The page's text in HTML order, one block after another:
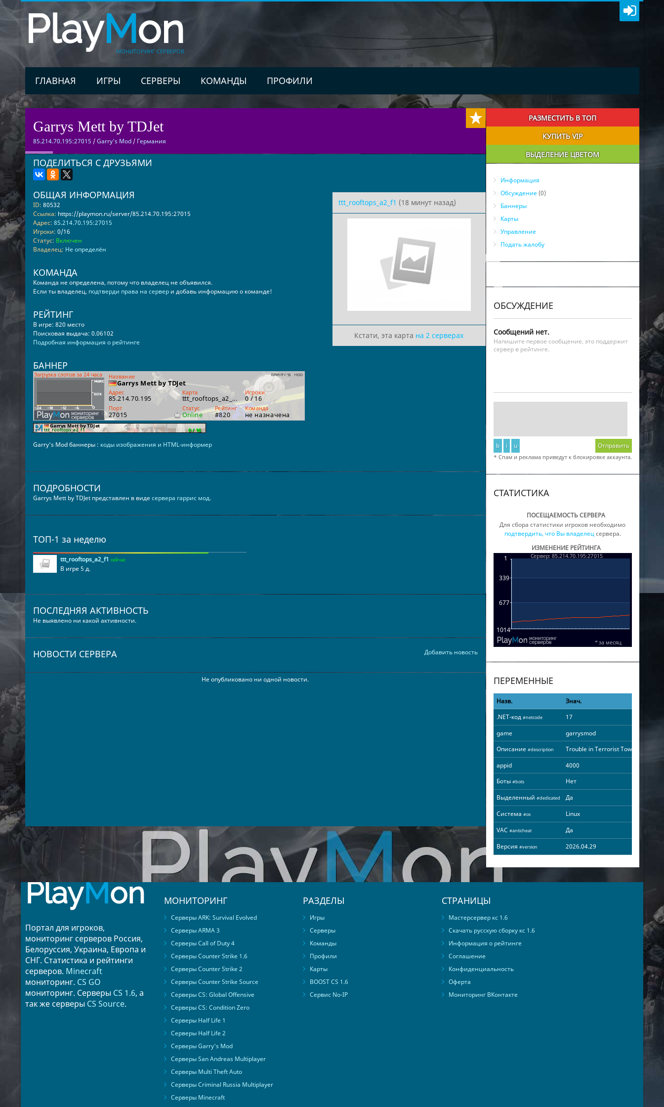
PlayMon
МОНИТОРИНГ СЕРВЕРОВ
ГЛАВНАЯ ИГРЫ СЕРВЕРЫ КОМАНДЫ ПРОФИЛИ
Garrys Mett by TDJet
85.214.70.195:27015 /Garry's Mod/ Германия
ПОДЕЛИТЬСЯ С ДРУЗЬЯМИ
ttt_rooftops_a2_f1 (18 минут назад)
Кстати, эта карта на 2 серверах
ОБЩАЯ ИНФОРМАЦИЯ
ID: 80532
Ссылка: https://playmon.ru/server/85.214.70.195:27015
Адрес: 85.214.70.195:27015
Игроки: 0/16
Статус: Включен
Владелец: Не определён
КОМАНДА
Команда не определена, потому что владелец не объявился.
Если ты владелец, подтверди права на сервери добавь информацию о команде!
РЕЙТИНГ
В игре: 820 место
Поисковая выдача: 0.06102
Подробная информация о рейтинге
БАННЕР
Garry's Mod баннеры : коды изображения и HTML-информер
ПОДРОБНОСТИ
Garrys Mett by TDJet представлен в видесервера гаррис мод.
ТОП-1 за неделю
ttt_rooftops_a2_f1 сейчас
В игре 5 д.
ПОСЛЕДНЯЯ АКТИВНОСТЬ
Не выявлено ни какой активности.
Добавить новость
НОВОСТИ СЕРВЕРА
Не опубликовано ни одной новости.
РАЗМЕСТИТЬ В ТОП
КУПИТЬ VIP
ВЫДЕЛЕНИЕ ЦВЕТОМ
Информация
Обсуждение(0)
Баннеры
Карты
Управление
Подать жалобу
ОБСУЖДЕНИЕ
Сообщений нет.
Напишите первое сообщение, это поддержит
сервер в рейтинге.
b i u Отправить
* Спам и реклама приведут к блокировке аккаунта.
СТАТИСТИКА
ПОСЕЩАЕМОСТЬ СЕРВЕРА
Для сбора статистики игроков необходимо
подтвердить, что Вы владелецсервера.
ИЗМЕНЕНИЕ РЕЙТИНГА
ПЕРЕМЕННЫЕ
Назв.
Знач.
.NET-код #netcode
17
game
garrysmod
Описание #description
Trouble in Terrorist Town
appid
4000
Боты #bots
Нет
Выделенный #dedicated
Да
Система #os
Linux
VAC #anticheat
Да
Версия #version 2026.04.29
PlayMon
Портал для игроков,
мониторинг серверов Россия,
Белоруссия, Украина, Европа и
СНГ. Статистика и рейтинги
серверов. Minecraft
мониторинг. CS GO
мониторинг. Серверы CS 1.6, а
так же серверы CS Source.
МОНИТОРИНГ
Серверы ARK: Survival Evolved
Серверы ARMA 3
Серверы Call of Duty 4
Серверы Counter Strike 1.6
Серверы Counter Strike 2
Серверы Counter Strike Source
Серверы CS: Global Offensive
Серверы CS: Condition Zero
Серверы Half Life 1
Серверы Half Life 2
Серверы Garry's Mod
Серверы San Andreas Multiplayer
Серверы Multi Theft Auto
Серверы Criminal Russia Multiplayer
Серверы Minecraft
РАЗДЕЛЫ
Игры
Серверы
Команды
Профили
Карты
BOOST CS 1.6
Сервис No-IP
СТРАНИЦЫ
Мастерсервер кс 1.6
Скачать русскую сборку кс 1.6
Информация о рейтинге
Соглашение
Конфиденциальность
Оферта
Мониторинг ВКонтакте